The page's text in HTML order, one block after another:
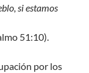
si estamos
51:10).
por los